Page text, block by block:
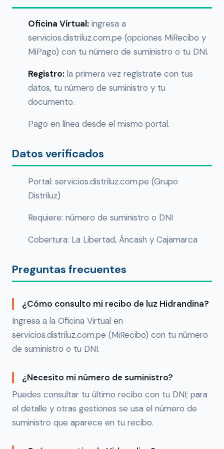
Oficina Virtual: ingresa a
servicios.distriluz.com.pe (opciones MiRecibo y
MiPago) con tu número de suministro o tu DNI.
Registro: la primera vez regístrate con tus
datos, tu número de suministro y tu
documento.
Pago en línea desde el mismo portal.
Datos verificados
Portal: servicios.distriluz.com.pe (Grupo
Distriluz)
Requiere: número de suministro o DNI
Cobertura: La Libertad, Áncash y Cajamarca
Preguntas frecuentes
¿Cómo consulto mi recibo de luz Hidrandina?
Ingresa a la Oficina Virtual en
servicios.distriluz.com.pe (MiRecibo) con tu número
de suministro o tu DNI.
¿Necesito mi número de suministro?
Puedes consultar tu último recibo con tu DNI; para
el detalle y otras gestiones se usa el número de
suministro que aparece en tu recibo.